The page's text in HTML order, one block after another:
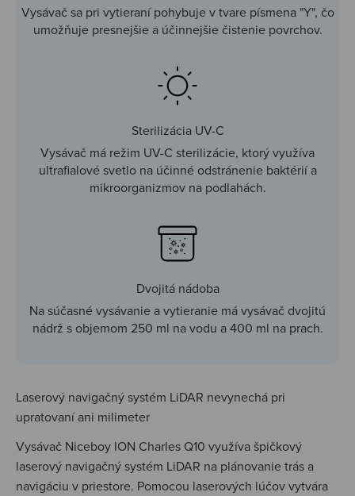
Vysávač sa pri vytieraní pohybuje v tvare písmena "Y", čo
umožňuje presnejšie a účinnejšie čistenie povrchov.
Sterilizácia UV-C
Vysávač má režim UV-C sterilizácie, ktorý využíva
ultrafialové svetlo na účinné odstránenie baktérií a
mikroorganizmov na podlahách.
Dvojitá nádoba
Na súčasné vysávanie a vytieranie má vysávač dvojitú
nádrž s objemom 250 ml na vodu a 400 ml na prach.
Laserový navigačný systém LiDAR nevynechá pri
upratovaní ani milimeter
Vysávač Niceboy ION Charles Q10 využíva špičkový
laserový navigačný systém LiDAR na plánovanie trás a
navigáciu v priestore. Pomocou laserových lúčov vytvára